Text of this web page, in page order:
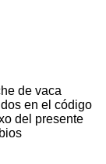
de vaca
en el código
del presente